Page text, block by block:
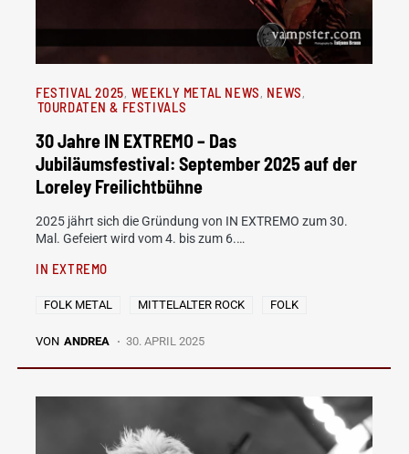
FESTIVAL 2025 WEEKLY METAL NEWS NEWS
TOURDATEN & FESTIVALS
30 Jahre IN EXTREMO – Das
Jubiläumsfestival: September 2025 auf der
Loreley Freilichtbühne
2025 jährt sich die Gründung von IN EXTREMO zum 30.
Mal. Gefeiert wird vom 4. bis zum 6.…
IN EXTREMO
FOLK METAL MITTELALTER ROCK FOLK
VON ANDREA 30. APRIL 2025